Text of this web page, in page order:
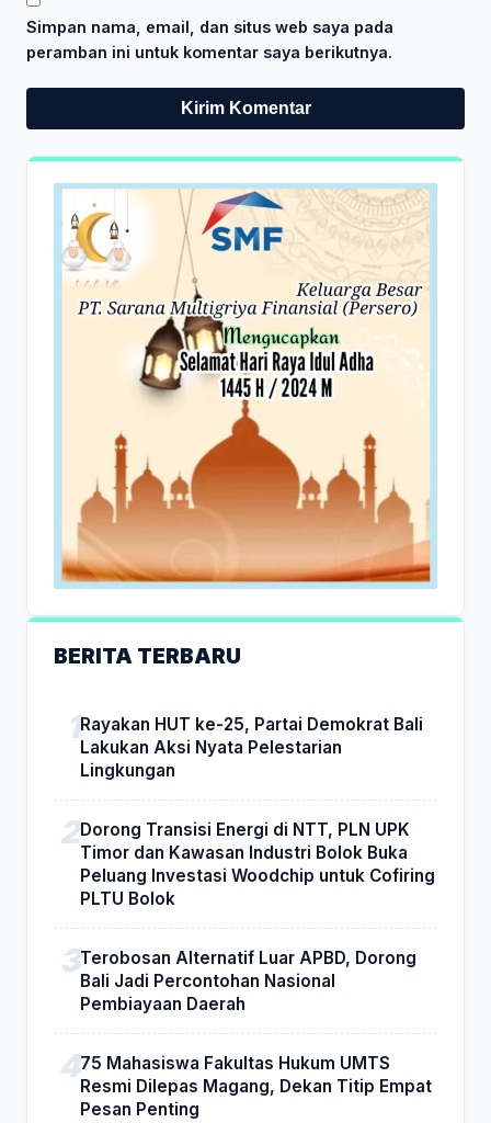
Simpan nama, email, dan situs web saya pada
peramban ini untuk komentar saya berikutnya.
BERITA TERBARU
Rayakan HUT ke-25, Partai Demokrat Bali
Lakukan Aksi Nyata Pelestarian
Lingkungan
Dorong Transisi Energi di NTT, PLN UPK
Timor dan Kawasan Industri Bolok Buka
Peluang Investasi Woodchip untuk Cofiring
PLTU Bolok
Terobosan Alternatif Luar APBD, Dorong
Bali Jadi Percontohan Nasional
Pembiayaan Daerah
75 Mahasiswa Fakultas Hukum UMTS
Resmi Dilepas Magang, Dekan Titip Empat
Pesan Penting